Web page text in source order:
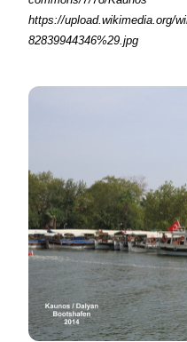
https://upload.wikimedia.org/
82839944346%29.jpg